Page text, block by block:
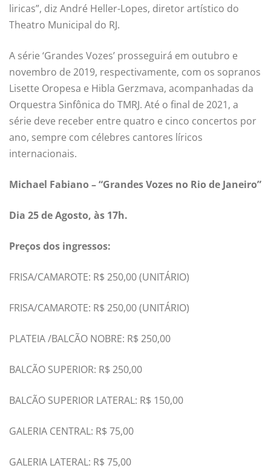
liricas”, diz André Heller-Lopes, diretor artístico do
Theatro Municipal do RJ.
A série ‘Grandes Vozes’ prosseguirá em outubro e
novembro de 2019, respectivamente, com os sopranos
Lisette Oropesa e Hibla Gerzmava, acompanhadas da
Orquestra Sinfônica do TMRJ. Até o final de 2021, a
série deve receber entre quatro e cinco concertos por
ano, sempre com célebres cantores líricos
internacionais.
Michael Fabiano – “Grandes Vozes no Rio de Janeiro”
Dia 25 de Agosto, às 17h.
Preços dos ingressos:
FRISA/CAMAROTE: R$ 250,00 (UNITÁRIO)
FRISA/CAMAROTE: R$ 250,00 (UNITÁRIO)
PLATEIA /BALCÃO NOBRE: R$ 250,00
BALCÃO SUPERIOR: R$ 250,00
BALCÃO SUPERIOR LATERAL: R$ 150,00
GALERIA CENTRAL: R$ 75,00
GALERIA LATERAL: R$ 75,00